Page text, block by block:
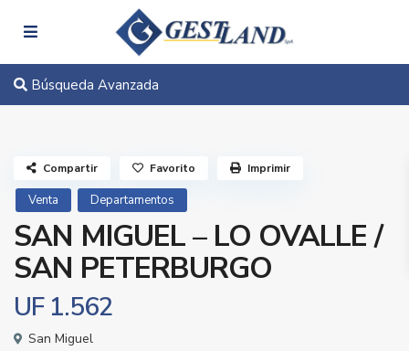
Búsqueda Avanzada
Venta Departamentos
SAN MIGUEL – LO OVALLE /
SAN PETERBURGO
UF 1.562
San Miguel
Compartir Favorito Imprimir